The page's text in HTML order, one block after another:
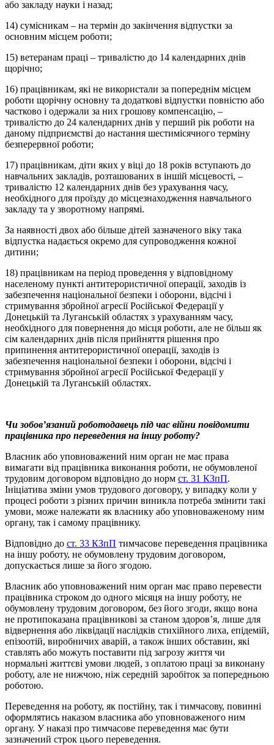
або закладу науки і назад;
14) сумісникам – на термін до закінчення відпустки за
основним місцем роботи;
15) ветеранам праці – тривалістю до 14 календарних днів
щорічно;
16) працівникам, які не використали за попереднім місцем
роботи щорічну основну та додаткові відпустки повністю або
частково і одержали за них грошову компенсацію, –
тривалістю до 24 календарних днів у перший рік роботи на
даному підприємстві до настання шестимісячного терміну
безперервної роботи;
17) працівникам, діти яких у віці до 18 років вступають до
навчальних закладів, розташованих в іншій місцевості, –
тривалістю 12 календарних днів без урахування часу,
необхідного для проїзду до місцезнаходження навчального
закладу та у зворотному напрямі.
За наявності двох або більше дітей зазначеного віку така
відпустка надається окремо для супроводження кожної
дитини;
18) працівникам на період проведення у відповідному
населеному пункті антитерористичної операції, заходів із
забезпечення національної безпеки і оборони, відсічі і
стримування збройної агресії Російської Федерації у
Донецькій та Луганській областях з урахуванням часу,
необхідного для повернення до місця роботи, але не більш як
сім календарних днів після прийняття рішення про
припинення антитерористичної операції, заходів із
забезпечення національної безпеки і оборони, відсічі і
стримування збройної агресії Російської Федерації у
Донецькій та Луганській областях.
Чи зобов’язаний роботодавець під час війни повідомити
працівника про переведення на іншу роботу?
Власник або уповноважений ним орган не має права
вимагати від працівника виконання роботи, не обумовленої
трудовим договором відповідно до норм ст. 31 КЗпП.
Ініціатива зміни умов трудового договору, у випадку коли у
процесі роботи з різних причин виникла потреба змінити такі
умови, може належати як власнику або уповноваженому ним
органу, так і самому працівнику.
Відповідно до ст. 33 КЗпП тимчасове переведення працівника
на іншу роботу, не обумовлену трудовим договором,
допускається лише за його згодою.
Власник або уповноважений ним орган має право перевести
працівника строком до одного місяця на іншу роботу, не
обумовлену трудовим договором, без його згоди, якщо вона
не протипоказана працівникові за станом здоров’я, лише для
відвернення або ліквідації наслідків стихійного лиха, епідемій,
епізоотій, виробничих аварій, а також інших обставин, які
ставлять або можуть поставити під загрозу життя чи
нормальні життєві умови людей, з оплатою праці за виконану
роботу, але не нижчою, ніж середній заробіток за попередньою
роботою.
Переведення на роботу, як постійну, так і тимчасову, повинні
оформлятись наказом власника або уповноваженого ним
органу. У наказі про тимчасове переведення має бути
зазначений строк цього переведення.